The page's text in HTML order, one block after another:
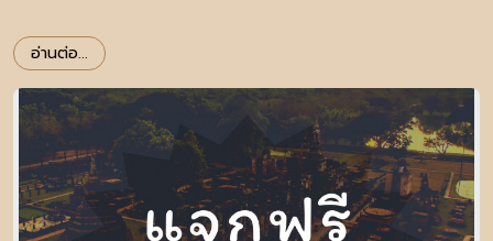
อ่านต่อ...